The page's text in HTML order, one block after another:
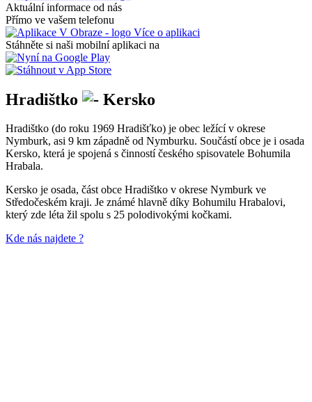
Aktuální informace od nás
Přímo ve vašem telefonu
Více o aplikaci
Stáhněte si naši mobilní aplikaci na
Hradištko Kersko
Hradištko (do roku 1969 Hradišťko) je obec ležící v okrese
Nymburk, asi 9 km západně od Nymburku. Součástí obce je i osada
Kersko, která je spojená s činností českého spisovatele Bohumila
Hrabala.
Kersko je osada, část obce Hradištko v okrese Nymburk ve
Středočeském kraji. Je známé hlavně díky Bohumilu Hrabalovi,
který zde léta žil spolu s 25 polodivokými kočkami.
Kde nás najdete ?